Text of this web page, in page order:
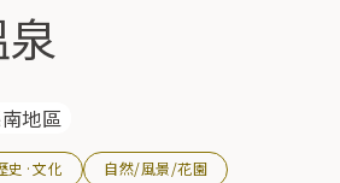
地區
史·文化 自然/風景/花園